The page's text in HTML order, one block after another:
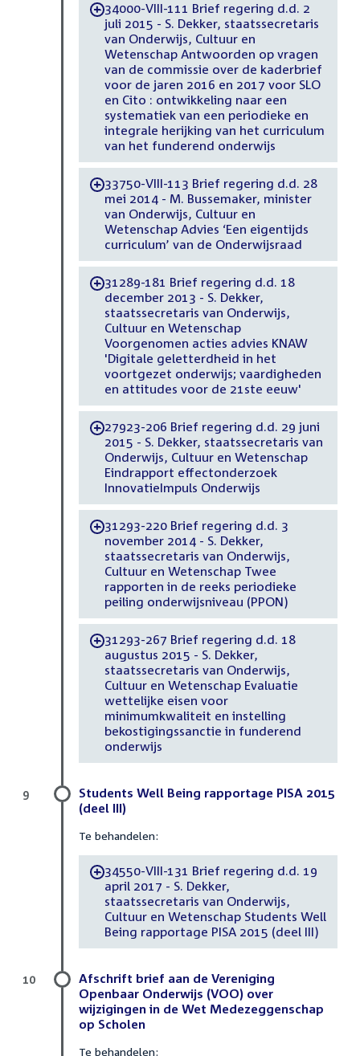
-34000-VIII-111 Brief regering d.d. 2
juli 2015 - S. Dekker, staatssecretaris
van Onderwijs, Cultuur en
Wetenschap Antwoorden op vragen
van de commissie over de kaderbrief
voor de jaren 2016 en 2017 voor SLO
en Cito : ontwikkeling naar een
systematiek van een periodieke en
integrale herijking van het curriculum
van het funderend onderwijs
-33750-VIII-113 Brief regering d.d. 28
mei 2014 - M. Bussemaker, minister
van Onderwijs, Cultuur en
Wetenschap Advies ‘Een eigentijds
curriculum’ van de Onderwijsraad
-31289-181 Brief regering d.d. 18
december 2013 - S. Dekker,
staatssecretaris van Onderwijs,
Cultuur en Wetenschap
Voorgenomen acties advies KNAW
'Digitale geletterdheid in het
voortgezet onderwijs; vaardigheden
en attitudes voor de 21ste eeuw'
-27923-206 Brief regering d.d. 29 juni
2015 - S. Dekker, staatssecretaris van
Onderwijs, Cultuur en Wetenschap
Eindrapport effectonderzoek
InnovatieImpuls Onderwijs
-31293-220 Brief regering d.d. 3
november 2014 - S. Dekker,
staatssecretaris van Onderwijs,
Cultuur en Wetenschap Twee
rapporten in de reeks periodieke
peiling onderwijsniveau (PPON)
-31293-267 Brief regering d.d. 18
augustus 2015 - S. Dekker,
staatssecretaris van Onderwijs,
Cultuur en Wetenschap Evaluatie
wettelijke eisen voor
minimumkwaliteit en instelling
bekostigingssanctie in funderend
onderwijs
Students Well Being rapportage PISA 2015
(deel III)
Te behandelen:
-34550-VIII-131 Brief regering d.d. 19
april 2017 - S. Dekker,
staatssecretaris van Onderwijs,
Cultuur en Wetenschap Students Well
Being rapportage PISA 2015 (deel III)
9
Afschrift brief aan de Vereniging
Openbaar Onderwijs (VOO) over
wijzigingen in de Wet Medezeggenschap
op Scholen
Te behandelen:
10